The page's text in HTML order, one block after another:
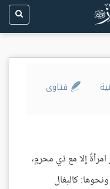
فتاوى
إلا مع ذي محرمٍ،
كالبغال